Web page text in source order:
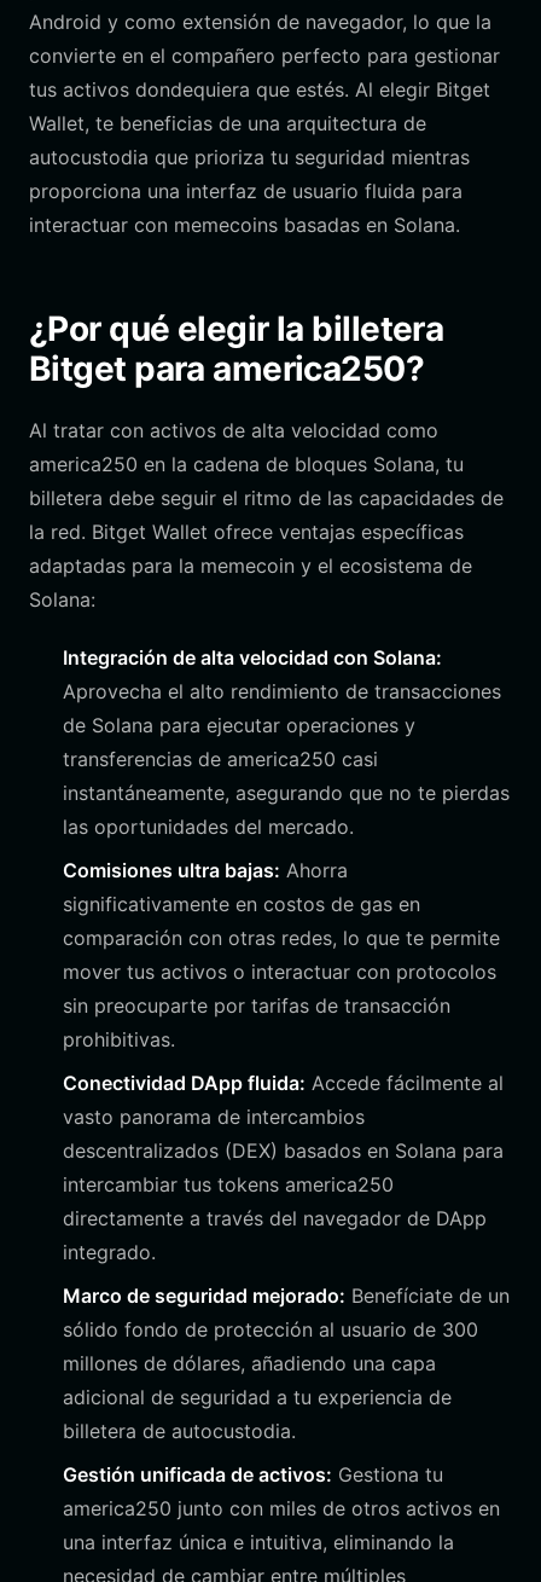
Android y como extensión de navegador, lo que la
convierte en el compañero perfecto para gestionar
tus activos dondequiera que estés. Al elegir Bitget
Wallet, te beneficias de una arquitectura de
autocustodia que prioriza tu seguridad mientras
proporciona una interfaz de usuario fluida para
interactuar con memecoins basadas en Solana.
¿Por qué elegir la billetera
Bitget para america250?
Al tratar con activos de alta velocidad como
america250 en la cadena de bloques Solana, tu
billetera debe seguir el ritmo de las capacidades de
la red. Bitget Wallet ofrece ventajas específicas
adaptadas para la memecoin y el ecosistema de
Solana:
Integración de alta velocidad con Solana:
Aprovecha el alto rendimiento de transacciones
de Solana para ejecutar operaciones y
transferencias de america250 casi
instantáneamente, asegurando que no te pierdas
las oportunidades del mercado.
Comisiones ultra bajas: Ahorra
significativamente en costos de gas en
comparación con otras redes, lo que te permite
mover tus activos o interactuar con protocolos
sin preocuparte por tarifas de transacción
prohibitivas.
Conectividad DApp fluida: Accede fácilmente al
vasto panorama de intercambios
descentralizados (DEX) basados en Solana para
intercambiar tus tokens america250
directamente a través del navegador de DApp
integrado.
Marco de seguridad mejorado: Benefíciate de un
sólido fondo de protección al usuario de 300
millones de dólares, añadiendo una capa
adicional de seguridad a tu experiencia de
billetera de autocustodia.
Gestión unificada de activos: Gestiona tu
america250 junto con miles de otros activos en
una interfaz única e intuitiva, eliminando la
necesidad de cambiar entre múltiples